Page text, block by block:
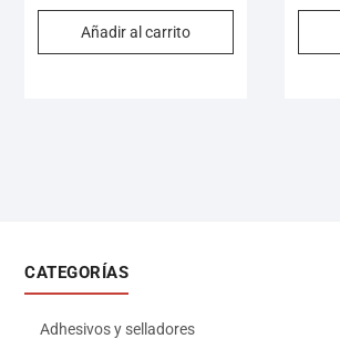
Añadir al carrito
CATEGORÍAS
Adhesivos y selladores